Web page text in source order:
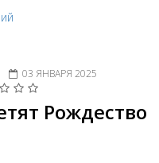
03 ЯНВАРЯ 2025
Рождество